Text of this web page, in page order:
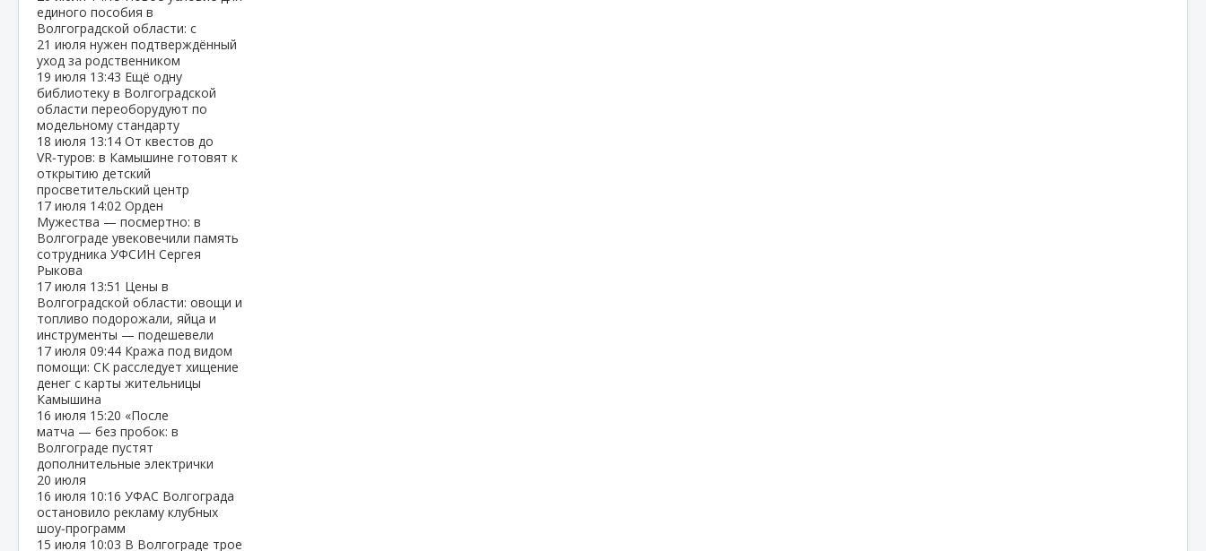
единого пособия в
Волгоградской области: с
21 июля нужен подтверждённый
уход за родственником
19 июля 13:43 Ещё одну
библиотеку в Волгоградской
области переоборудуют по
модельному стандарту
18 июля 13:14 От квестов до
VR‑туров: в Камышине готовят к
открытию детский
просветительский центр
17 июля 14:02 Орден
Мужества — посмертно: в
Волгограде увековечили память
сотрудника УФСИН Сергея
Рыкова
17 июля 13:51 Цены в
Волгоградской области: овощи и
топливо подорожали, яйца и
инструменты — подешевели
17 июля 09:44 Кража под видом
помощи: СК расследует хищение
денег с карты жительницы
Камышина
16 июля 15:20 «После
матча — без пробок: в
Волгограде пустят
дополнительные электрички
20 июля
16 июля 10:16 УФАС Волгограда
остановило рекламу клубных
шоу‑программ
15 июля 10:03 В Волгограде трое